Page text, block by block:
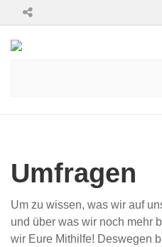
Umfragen
Um zu wissen, was wir auf
und über was wir noch mehr
wir Eure Mithilfe! Deswegen